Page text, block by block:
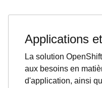
Applications
La solution
aux besoins en
d'application, ainsi